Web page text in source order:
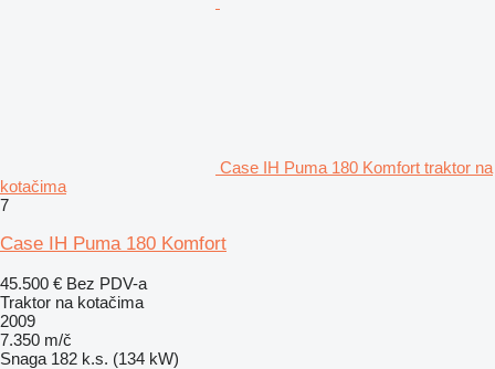
Case IH Puma 180 Komfort traktor na
kotačima
7
Case IH Puma 180 Komfort
45.500 € Bez PDV-a
Traktor na kotačima
2009
7.350 m/č
Snaga 182 k.s. (134 kW)